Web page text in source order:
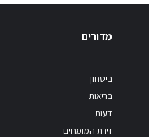
מדורים
ביטחון
בריאות
דעות
זירת המומחים